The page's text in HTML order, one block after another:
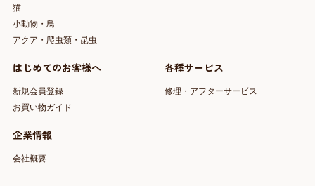
猫
小動物・鳥
アクア・爬虫類・昆虫
はじめてのお客様へ
新規会員登録
お買い物ガイド
各種サービス
修理・アフターサービス
企業情報
会社概要